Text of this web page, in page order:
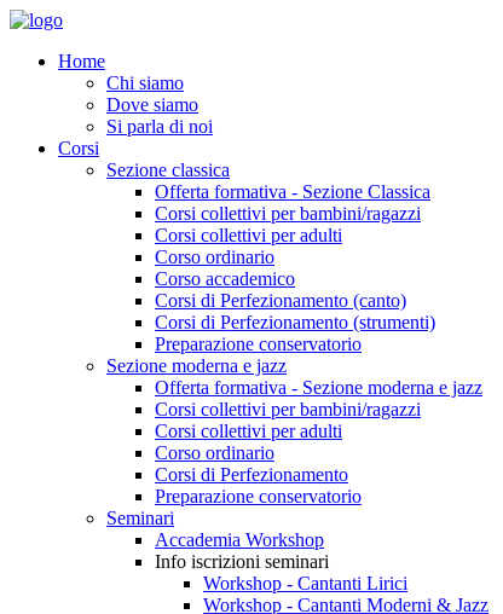
Home
Chi siamo
Dove siamo
Si parla di noi
Corsi
Sezione classica
Offerta formativa - Sezione Classica
Corsi collettivi per bambini/ragazzi
Corsi collettivi per adulti
Corso ordinario
Corso accademico
Corsi di Perfezionamento (canto)
Corsi di Perfezionamento (strumenti)
Preparazione conservatorio
Sezione moderna e jazz
Offerta formativa - Sezione moderna e jazz
Corsi collettivi per bambini/ragazzi
Corsi collettivi per adulti
Corso ordinario
Corsi di Perfezionamento
Preparazione conservatorio
Seminari
Accademia Workshop
Info iscrizioni seminari
Workshop - Cantanti Lirici
Workshop - Cantanti Moderni & Jazz